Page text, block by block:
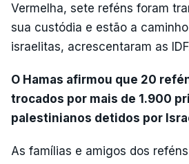
Vermelha, sete reféns foram
sua custódia e estão a
israelitas, acrescentaram as
O Hamas afirmou que 20
trocados por mais de 1.900
palestinianos detidos por
As famílias e amigos dos